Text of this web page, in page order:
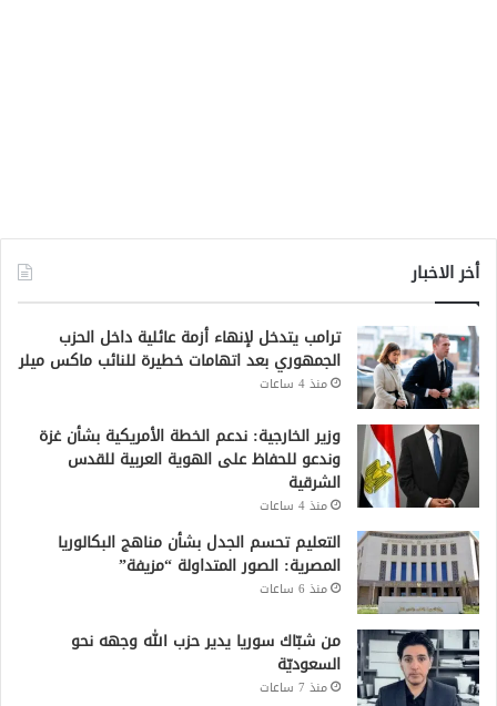
أخر الاخبار
ترامب يتدخل لإنهاء أزمة عائلية داخل الحزب
الجمهوري بعد اتهامات خطيرة للنائب ماكس ميلر
منذ 4 ساعات
وزير الخارجية: ندعم الخطة الأمريكية بشأن غزة
وندعو للحفاظ على الهوية العربية للقدس
الشرقية
منذ 4 ساعات
التعليم تحسم الجدل بشأن مناهج البكالوريا
المصرية: الصور المتداولة “مزيفة”
منذ 6 ساعات
من شبّاك سوريا يدير حزب الله وجهه نحو
السعوديّة
منذ 7 ساعات